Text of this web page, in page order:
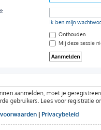
Ik ben mijn
Onthouden
Mij deze sessie
aanmelden, moet je
gebruikers. Lees voor registratie
| Privacybeleid